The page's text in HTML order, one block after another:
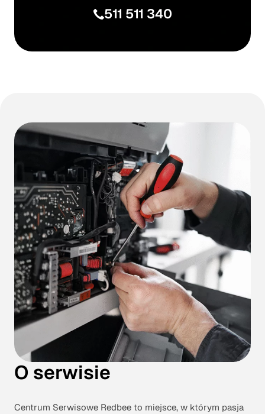
511 511 340
O serwisie
Centrum Serwisowe Redbee to miejsce, w którym pasja